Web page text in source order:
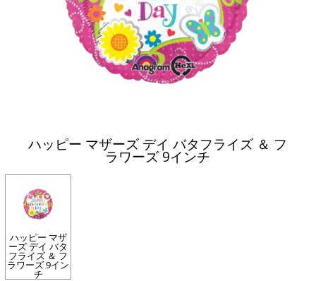
ハッピー マザーズ デイ バタフライズ ＆ フ
ラワーズ 9インチ
ハッピー マザ
ーズ デイ バタ
フライズ ＆ フ
ラワーズ 9イン
チ